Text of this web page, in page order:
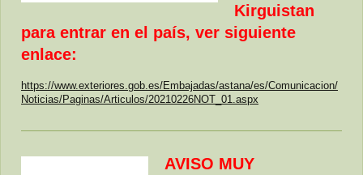
Kirguistan
para entrar en el país, ver siguiente
enlace:
https://www.exteriores.gob.es/Embajadas/astana/es/Comunicacion/
Noticias/Paginas/Articulos/20210226NOT_01.aspx
AVISO MUY